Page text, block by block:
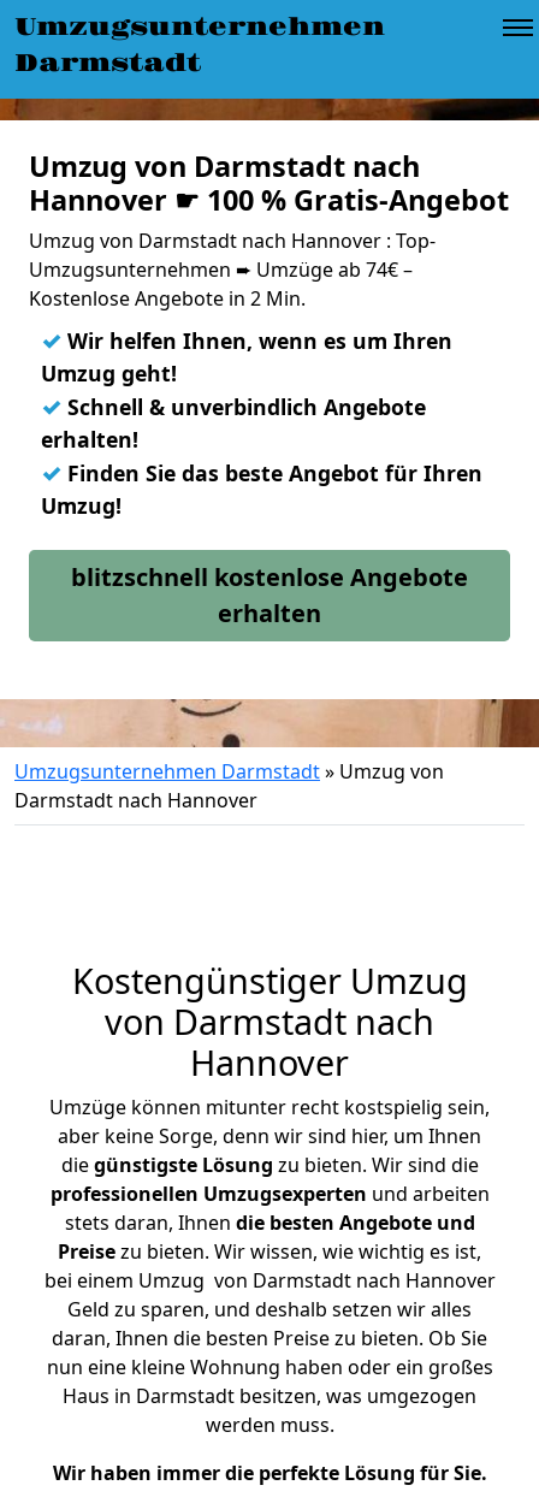
Umzugsunternehmen
Darmstadt
Umzug von Darmstadt nach
Hannover ☛ 100 % Gratis-Angebot
Umzug von Darmstadt nach Hannover : Top-
Umzugsunternehmen ➨ Umzüge ab 74€ –
Kostenlose Angebote in 2 Min.
✓ Wir helfen Ihnen, wenn es um Ihren
Umzug geht!
✓ Schnell & unverbindlich Angebote
erhalten!
✓ Finden Sie das beste Angebot für Ihren
Umzug!
blitzschnell kostenlose Angebote
erhalten
Umzugsunternehmen Darmstadt» Umzug von
Darmstadt nach Hannover
Kostengünstiger Umzug
von Darmstadt nach
Hannover
Umzüge können mitunter recht kostspielig sein,
aber keine Sorge, denn wir sind hier, um Ihnen
diegünstigste Lösung zu bieten. Wir sind die
professionellen Umzugsexperten und arbeiten
stets daran, Ihnen die besten Angebote und
Preisezu bieten. Wir wissen, wie wichtig es ist,
bei einem Umzug von Darmstadt nach Hannover
Geld zu sparen, und deshalb setzen wir alles
daran, Ihnen die besten Preise zu bieten. Ob Sie
nun eine kleine Wohnung haben oder ein großes
Haus in Darmstadt besitzen, was umgezogen
werden muss.
Wir haben immer die perfekte Lösung für Sie.